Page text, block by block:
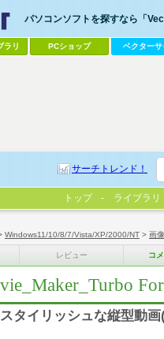
Windows11/10/8/7/Vista/XP/2000/NT > 画
レビュー コ
タイリッシュな縦型動
パソコンソフトを探すなら「
ラリ PCショップ ベクターサ
サーチトレンド！
トップ ライブラリ